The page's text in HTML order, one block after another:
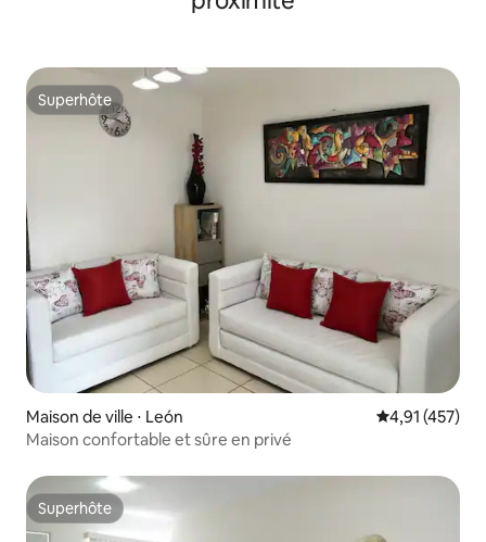
Superhôte
Superhôte
Maison de ville ⋅ León Évaluation
4,91 (457)
Maison confortable et sûre en privé
Superhôte
Superhôte